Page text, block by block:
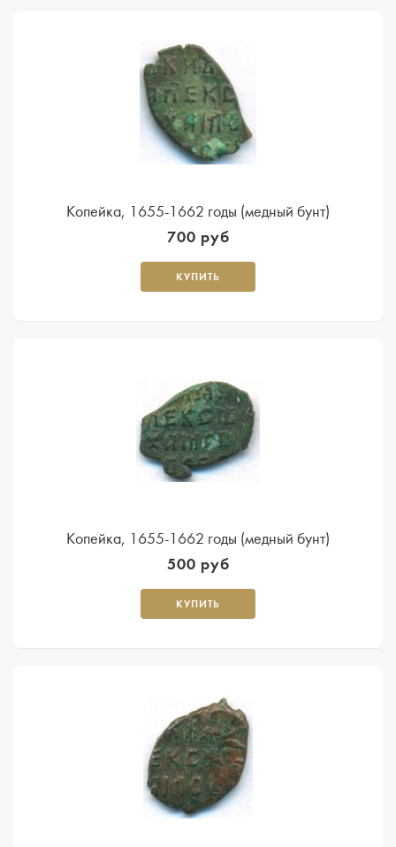
Копейка, 1655-1662 годы (медный бунт)
700 руб
КУПИТЬ
Копейка, 1655-1662 годы (медный бунт)
500 руб
КУПИТЬ